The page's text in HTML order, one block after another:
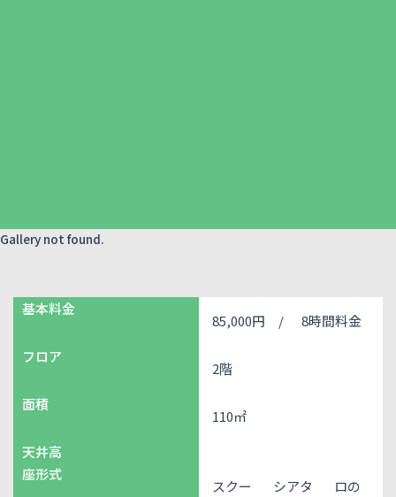
Gallery not found.
基本料金
85,000円 /
8時間料金
フロア
2階
面積
110㎡
天井高
座形式
スクー
シアタ
ロの